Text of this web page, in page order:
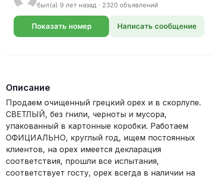
был(а) 9 лет назад · 2320 объявлений
Показать номер Написать сообщение
Описание
Продаем очищенный грецкий орех и в скорлупе.
СВЕТЛЫЙ, без гнили, черноты и мусора,
упакованный в картонные коробки. Работаем
ОФИЦИАЛЬНО, круглый год, ищем постоянных
клиентов, на орех имеется декларация
соответствия, прошли все испытания,
соответствует госту, орех всегда в наличии на